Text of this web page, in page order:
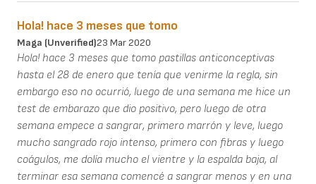
Hola! hace 3 meses que tomo
Maga (unverified)23 Mar 2020
Hola! hace 3 meses que tomo pastillas anticonceptivas
hasta el 28 de enero que tenía que venirme la regla, sin
embargo eso no ocurrió, luego de una semana me hice un
test de embarazo que dio positivo, pero luego de otra
semana empece a sangrar, primero marrón y leve, luego
mucho sangrado rojo intenso, primero con fibras y luego
coágulos, me dolía mucho el vientre y la espalda baja, al
terminar esa semana comencé a sangrar menos y en una